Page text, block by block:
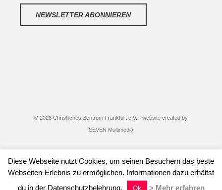
NEWSLETTER ABONNIEREN
© 2026 Christliches Zentrum Frankfurt e.V. - website created by
SEVEN Multimedia
Kontakt Spenden Datenschutz Impressum
Diese Webseite nutzt Cookies, um seinen Besuchern das beste
Webseiten-Erlebnis zu ermöglichen. Informationen dazu erhältst
du in der Datenschutzbelehrung.
Ok > Mehr erfahren